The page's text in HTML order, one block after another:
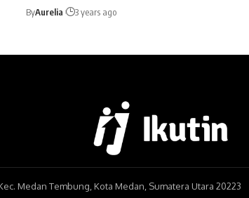
ByAurelia 3 years ago
Medan Tembung, Kota Medan, Sumatera Utara 20223